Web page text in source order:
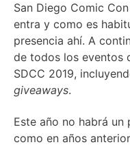
San Diego Comic
entra y como es
presencia ahí. A
de todos los eventos
SDCC 2019,
giveaways.
Este año no habrá un
como en años